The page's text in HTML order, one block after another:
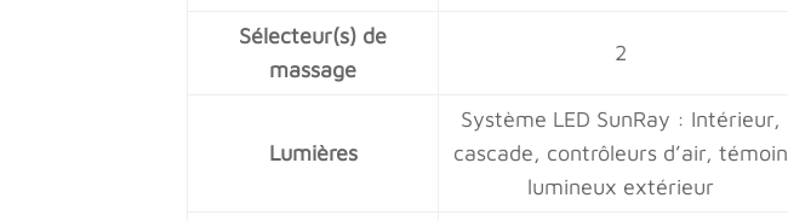
Sélecteur(s) de
massage
2
Lumières
Système LED SunRay : Intérieur,
cascade, contrôleurs d’air, témoin
lumineux extérieur